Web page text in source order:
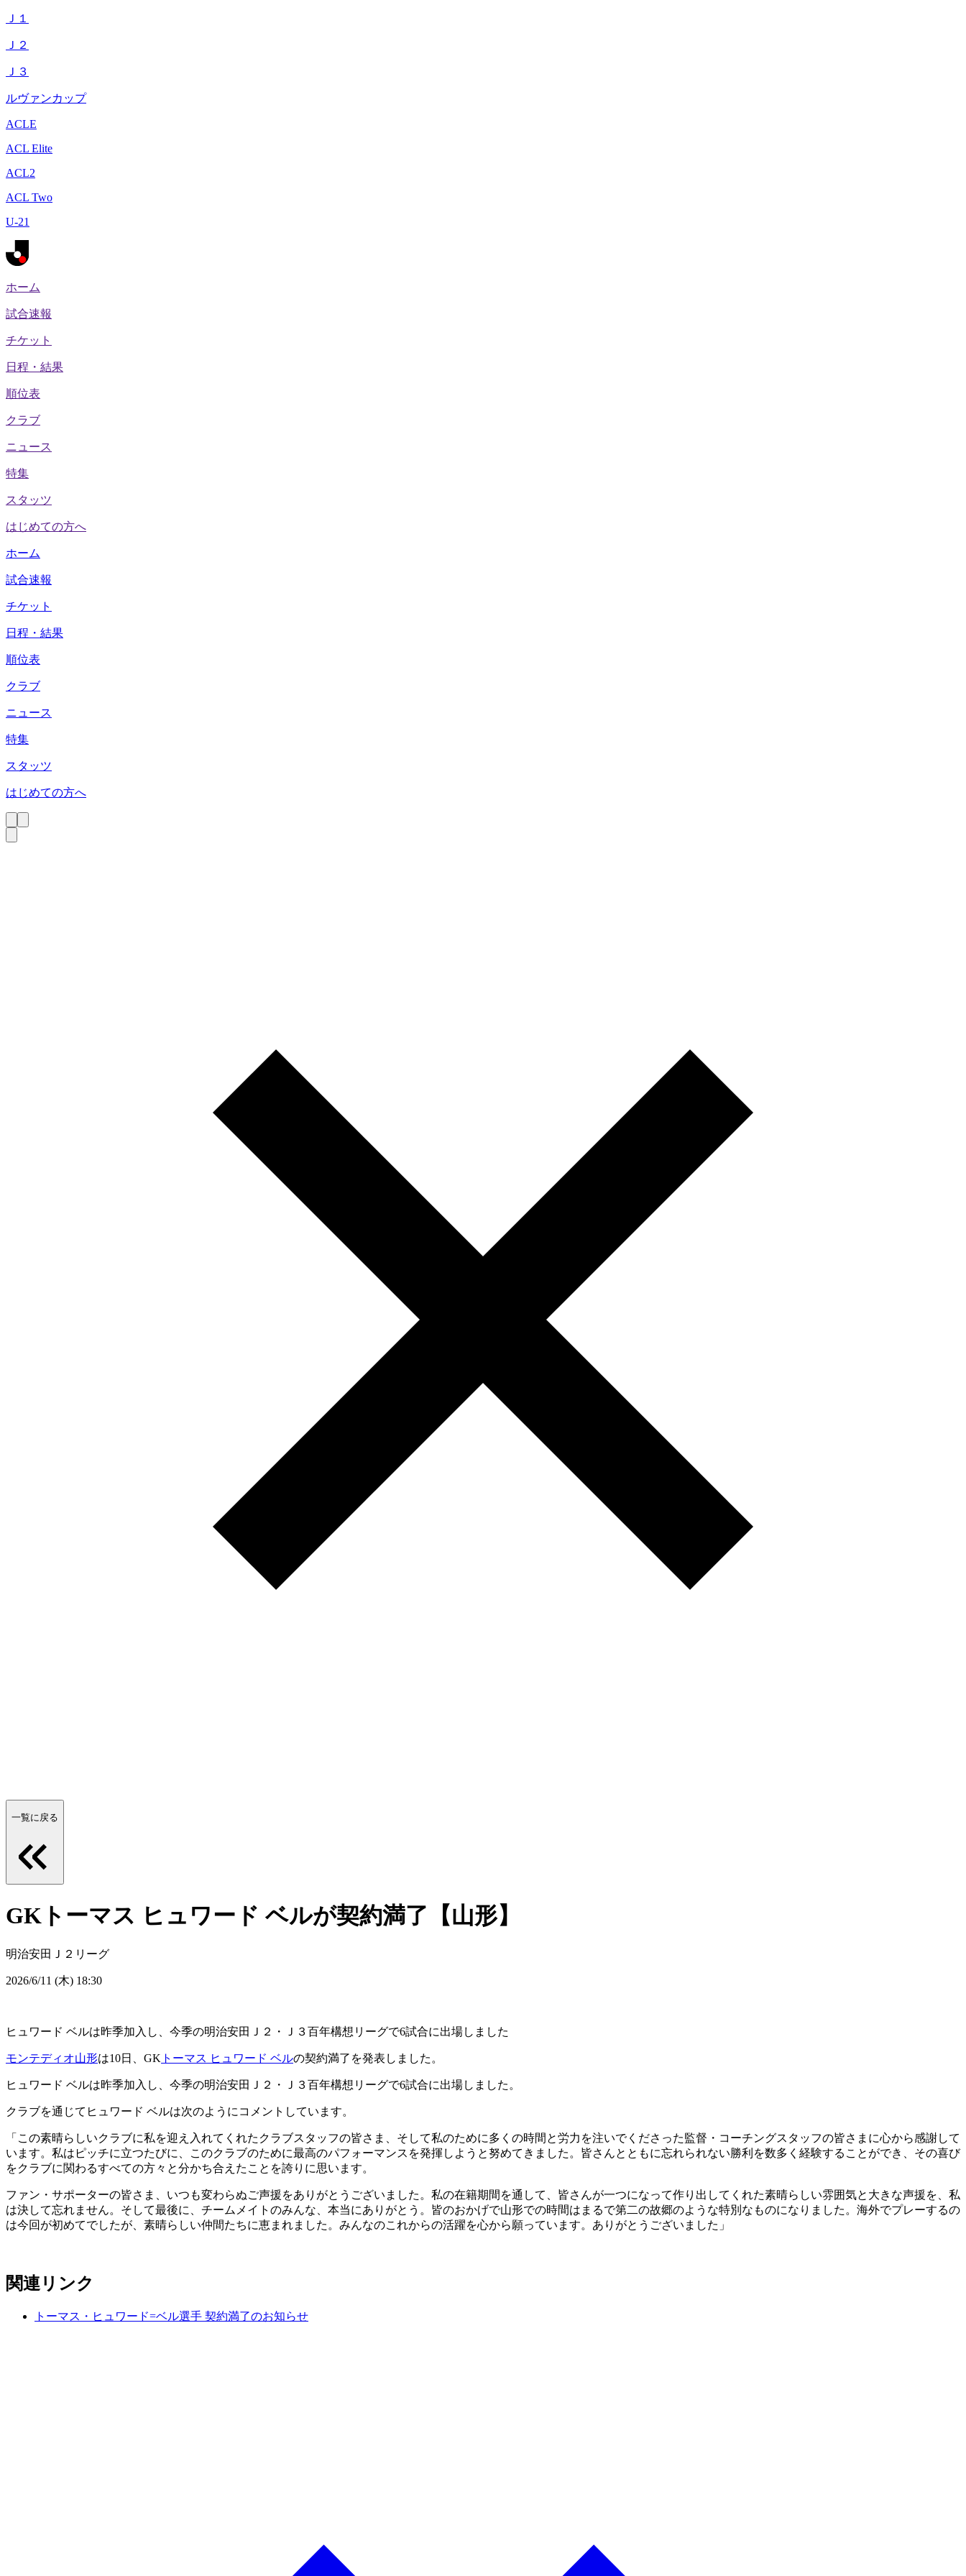
Ｊ１
Ｊ２
Ｊ３
ルヴァンカップ
ACLE
ACL Elite
ACL2
ACL Two
U-21
ホーム
試合速報
チケット
日程・結果
順位表
クラブ
ニュース
特集
スタッツ
はじめての方へ
ホーム
試合速報
チケット
日程・結果
順位表
クラブ
ニュース
特集
スタッツ
はじめての方へ
一覧に戻る
GKトーマス ヒュワード ベルが契約満了【山形】
明治安田Ｊ２リーグ
2026/6/11 (木) 18:30
ヒュワード ベルは昨季加入し、今季の明治安田Ｊ２・Ｊ３百年構想リーグで6試合に出場しました
モンテディオ山形は10日、GK トーマス ヒュワード ベルの契約満了を発表しました。
ヒュワード ベルは昨季加入し、今季の明治安田Ｊ２・Ｊ３百年構想リーグで6試合に出場しました。
クラブを通じてヒュワード ベルは次のようにコメントしています。
「この素晴らしいクラブに私を迎え入れてくれたクラブスタッフの皆さま、そして私のために多くの時間と労力を注いでくださった監督・コーチングスタッフの皆さまに心から感謝して
います。私はピッチに立つたびに、このクラブのために最高のパフォーマンスを発揮しようと努めてきました。皆さんとともに忘れられない勝利を数多く経験することができ、その喜び
をクラブに関わるすべての方々と分かち合えたことを誇りに思います。
ファン・サポーターの皆さま、いつも変わらぬご声援をありがとうございました。私の在籍期間を通して、皆さんが一つになって作り出してくれた素晴らしい雰囲気と大きな声援を、私
は決して忘れません。そして最後に、チームメイトのみんな、本当にありがとう。皆のおかげで山形での時間はまるで第二の故郷のような特別なものになりました。海外でプレーするの
は今回が初めてでしたが、素晴らしい仲間たちに恵まれました。みんなのこれからの活躍を心から願っています。ありがとうございました」
関連リンク
トーマス・ヒュワード=ベル選手 契約満了のお知らせ